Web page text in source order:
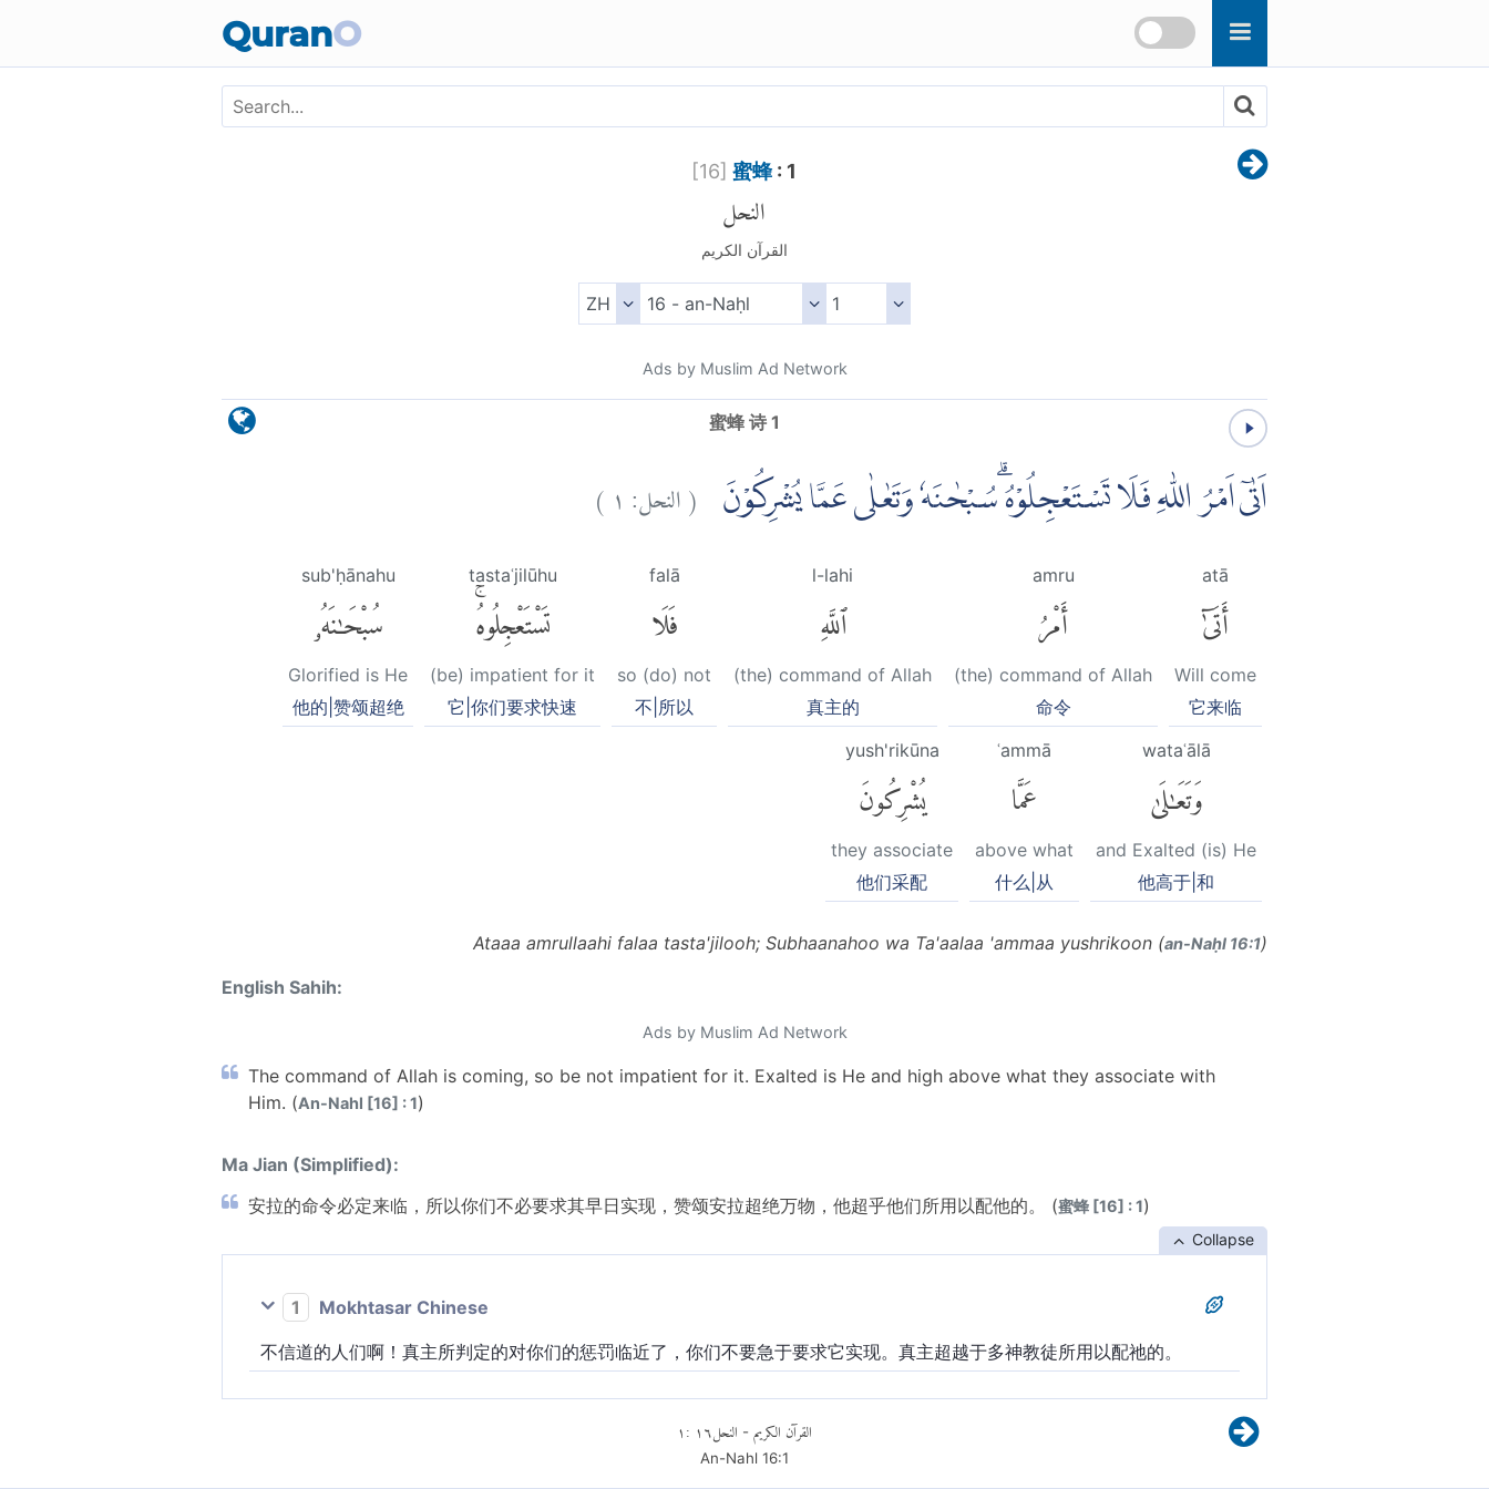
QuranO
[16] 蜜蜂: 1
النحل
القرآن الكريم
Ads by Muslim Ad Network
蜜蜂 诗 1
اَتٰىٓ اَمْرُ اللّٰهِ فَلَا تَسْتَعْجِلُوْهُ ۗسُبْحٰنَهٗ وَتَعٰلٰى عَمَّا يُشْرِكُوْنَ (النحل: ١ )
atā
أَتَىٰٓ
Will come
它来临
amru
أَمْرُ
(the) command of Allah
命令
l-lahi
ٱللَّهِ
(the) command of Allah
真主的
falā
فَلَا
so (do) not
不|所以
tastaʿjilūhu
تَسْتَعْجِلُوهُۚ
(be) impatient for it
它|你们要求快速
sub'ḥānahu
سُبْحَٰنَهُۥ
Glorified is He
他的|赞颂超绝
wataʿālā
وَتَعَٰلَىٰ
and Exalted (is) He
他高于|和
ʿammā
عَمَّا
above what
什么|从
yush'rikūna
يُشْرِكُونَ
they associate
他们采配
Ataaa amrullaahi falaa tasta'jilooh; Subhaanahoo wa Ta'aalaa 'ammaa yushrikoon (an-Naḥl 16:1)
English Sahih:
Ads by Muslim Ad Network
The command of Allah is coming, so be not impatient for it. Exalted is He and high above what they associate with
Him. (An-Nahl [16] : 1)
Ma Jian (Simplified):
安拉的命令必定来临，所以你们不必要求其早日实现，赞颂安拉超绝万物，他超乎他们所用以配他的。 (蜜蜂 [16] : 1)
Collapse
1
Mokhtasar Chinese
不信道的人们啊！真主所判定的对你们的惩罚临近了，你们不要急于要求它实现。真主超越于多神教徒所用以配祂的。
القرآن الكريم - النحل١٦ :١
An-Nahl 16:1